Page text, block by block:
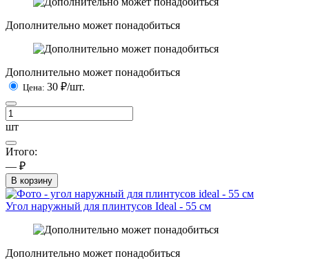
Дополнительно может понадобиться
Дополнительно может понадобиться
Цена: 30 ₽/шт.
шт
Итого:
— ₽
В корзину
Угол наружный для плинтусов Ideal - 55 см
Дополнительно может понадобиться